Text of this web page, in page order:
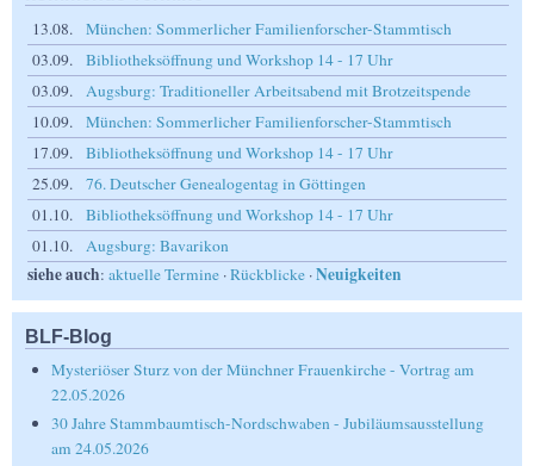
13.08.
München: Sommerlicher Familienforscher-Stammtisch
03.09.
Bibliotheksöffnung und Workshop 14 - 17 Uhr
03.09.
Augsburg: Traditioneller Arbeitsabend mit Brotzeitspende
10.09.
München: Sommerlicher Familienforscher-Stammtisch
17.09.
Bibliotheksöffnung und Workshop 14 - 17 Uhr
25.09.
76. Deutscher Genealogentag in Göttingen
01.10.
Bibliotheksöffnung und Workshop 14 - 17 Uhr
01.10.
Augsburg: Bavarikon
siehe auch: aktuelle Termine ·Rückblicke ·Neuigkeiten
BLF-Blog
Mysteriöser Sturz von der Münchner Frauenkirche - Vortrag am
22.05.2026
30 Jahre Stammbaumtisch-Nordschwaben - Jubiläumsausstellung
am 24.05.2026